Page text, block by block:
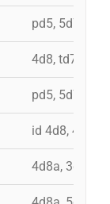
pd5, 5d7,
4d8, td7, 5d7,
pd5, 5d7, td7,
id 4d8, 4d8,
4d8a, 3d8,